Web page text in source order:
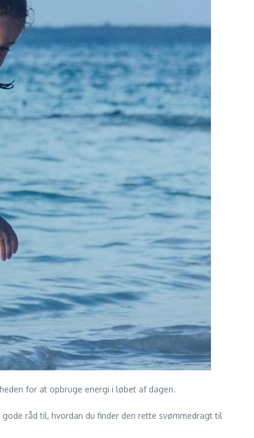
for at opbruge energi i løbet af dagen.
råd til, hvordan du finder den rette svømmedragt til